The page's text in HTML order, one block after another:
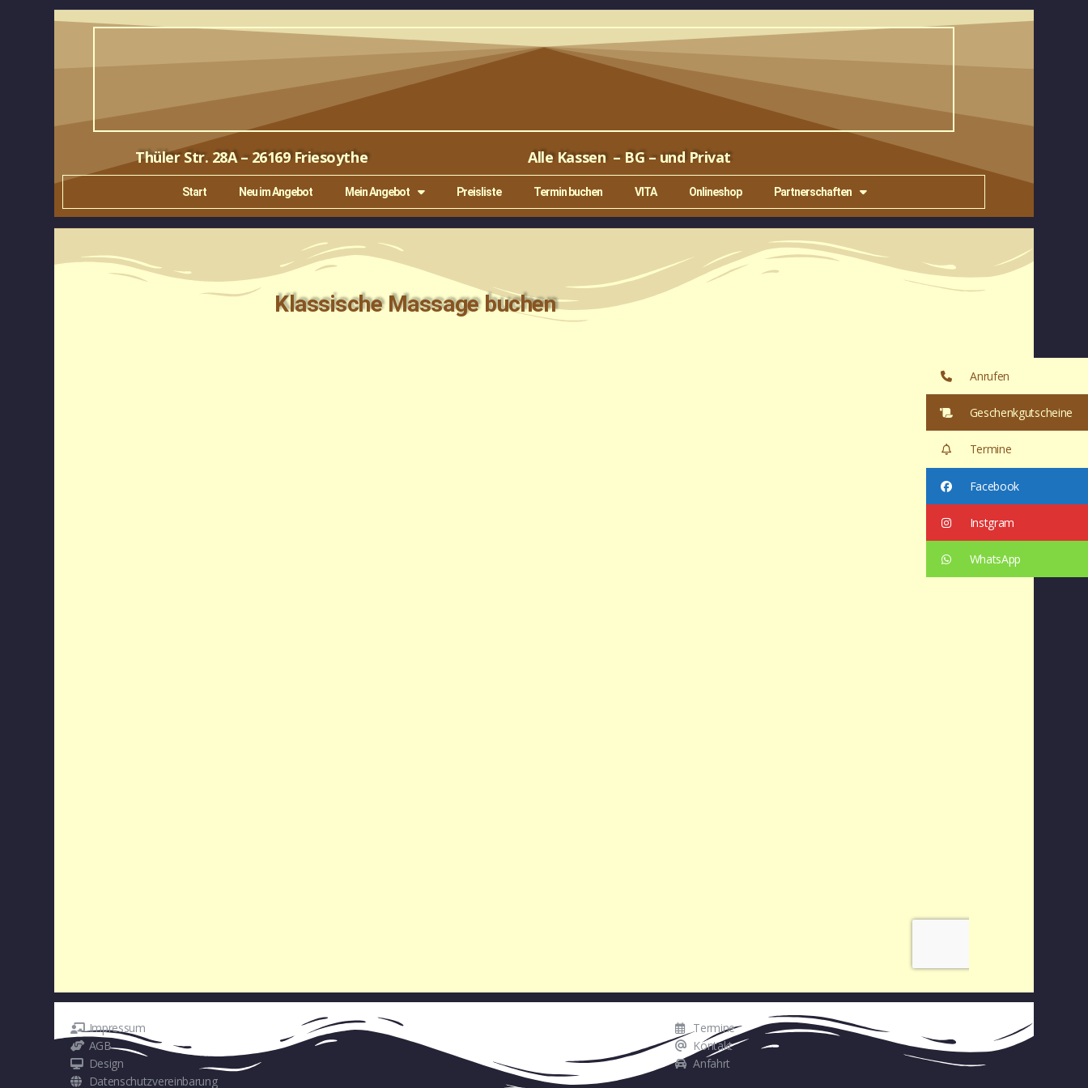
Thüler Str. 28A – 26169 Friesoythe Alle Kassen – BG – und Privat
Start Neu im Angebot Mein Angebot Preisliste Termin buchen VITA Onlineshop Partnerschaften
Klassische Massage buchen
Impressum
AGB
Design
Datenschutzvereinbarung
Termine
Kontakt
Anfahrt
Anrufen
Geschenkgutscheine
Termine
Facebook
Instgram
WhatsApp